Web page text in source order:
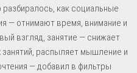
как социальные
— отнимают время, внимание и
взгляд, занятие — снижает
распыляет мышление и
— добавил в фильтры